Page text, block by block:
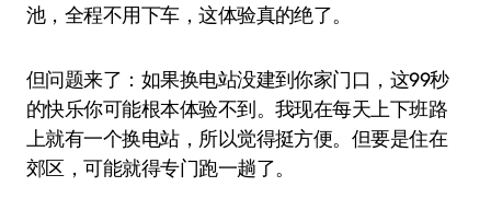
池，全程不用下车，这体验真的绝了。
但问题来了：如果换电站没建到你家门口，这99秒
的快乐你可能根本体验不到。我现在每天上下班路
上就有一个换电站，所以觉得挺方便。但要是住在
郊区，可能就得专门跑一趟了。